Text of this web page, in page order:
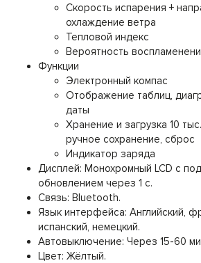
Скорость испарения +
охлаждение ветра
Тепловой индекс
Вероятность
Функции
Электронный компас
Отображение таблиц,
даты
Хранение и загрузка 10
ручное сохранение, сброс
Индикатор заряда
Дисплей: Монохромный LCD с
обновлением через 1 с.
Связь: Bluetooth.
Язык интерфейса: Английский,
испанский, немецкий.
Автовыключение: Через 15-60
Цвет: Жёлтый.